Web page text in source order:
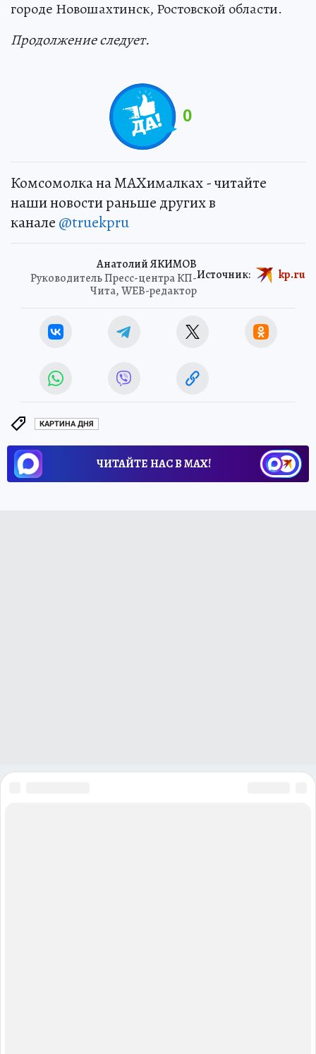
городе Новошахтинск, Ростовской области.
Продолжение следует.
0
Комсомолка на MAXималках - читайте
наши новости раньше других в
канале @truekpru
Анатолий ЯКИМОВ
Руководитель Пресс-центра КП-
Чита, WEB-редактор
Источник: kp.ru
КАРТИНА ДНЯ
ЧИТАЙТЕ НАС В МАХ!